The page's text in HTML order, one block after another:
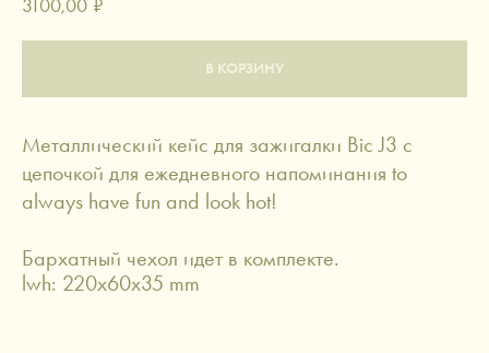
3100,00 ₽
В КОРЗИНУ
Металлический кейс для зажигалки Bic J3 с
цепочкой для ежедневного напоминания to
always have fun and look hot!
Бархатный чехол идет в комплекте.
lwh: 220x60x35 mm